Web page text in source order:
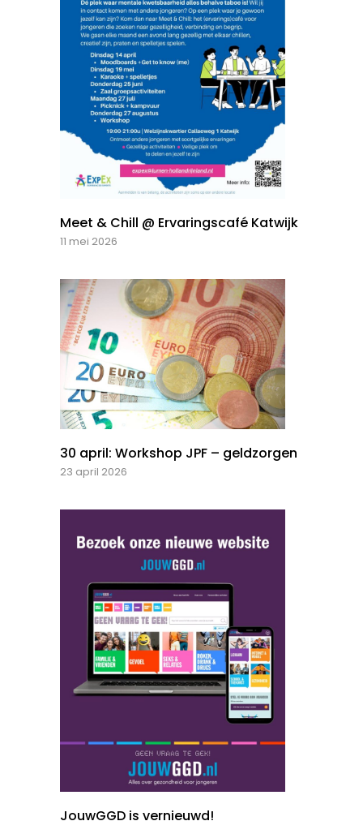
Meet & Chill @ Ervaringscafé Katwijk
11 mei 2026
30 april: Workshop JPF – geldzorgen
23 april 2026
JouwGGD is vernieuwd!